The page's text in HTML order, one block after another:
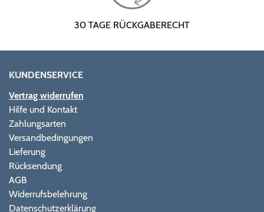
30 TAGE RÜCKGABERECHT
KUNDENSERVICE
Vertrag widerrufen
Hilfe und Kontakt
Zahlungsarten
Versandbedingungen
Lieferung
Rücksendung
AGB
Widerrufsbelehrung
Datenschutzerklärung